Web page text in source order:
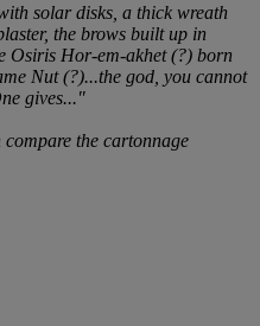
solar disks, a thick wreath
the brows built up in
Osiris Hor-em-akhet (?) born
Nut (?)...the god, you cannot
gives..."
the cartonnage